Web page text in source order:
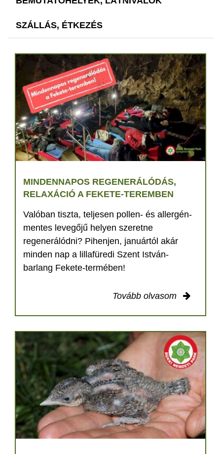
SZÁLLÁS, ÉTKEZÉS
MINDENNAPOS REGENERÁLÓDÁS,
RELAXÁCIÓ A FEKETE-TEREMBEN
Valóban tiszta, teljesen pollen- és allergén-
mentes levegőjű helyen szeretne
regenerálódni? Pihenjen, januártól akár
minden nap a lillafüredi Szent István-
barlang Fekete-termében!
Tovább olvasom